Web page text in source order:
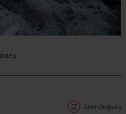
Leer después